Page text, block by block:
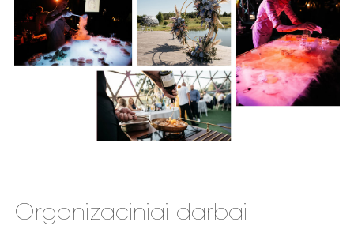
Organizaciniai darbai